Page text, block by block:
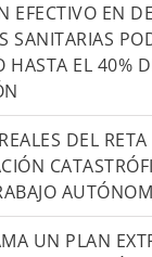
EFECTIVO EN
SANITARIAS
HASTA EL 40%
DEL
UN PLAN